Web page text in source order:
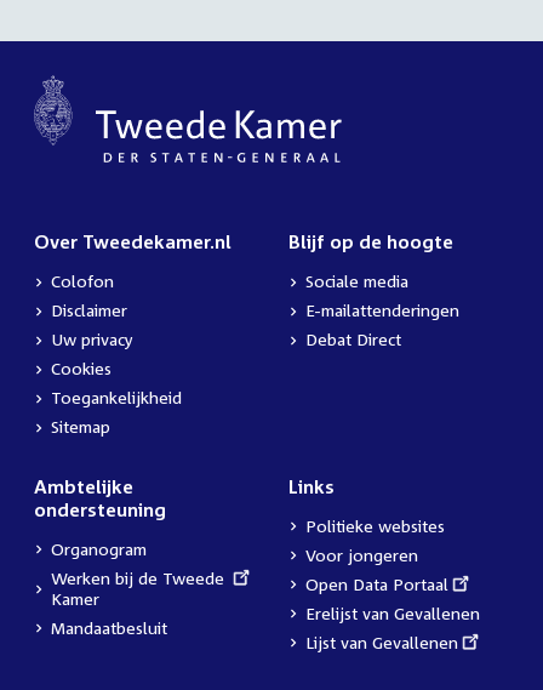
Over Tweedekamer.nl
Colofon
Disclaimer
Uw privacy
Cookies
Toegankelijkheid
Sitemap
Blijf op de hoogte
Sociale media
E-mailattenderingen
Debat Direct
Ambtelijke
ondersteuning
Organogram
External
link:
Werken bij de Tweede
Kamer
Mandaatbesluit
Links
Politieke websites
Voor jongeren
External
link:
Open Data Portaal
Erelijst van Gevallenen
External
Lijst van Gevallenen